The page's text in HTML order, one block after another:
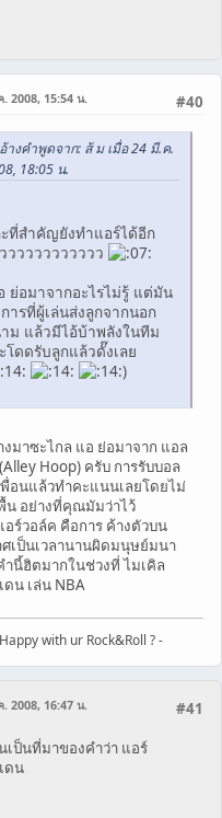
#40
. 2008, 15:54 น.
อ้างคำพูดจาก: ส้ ม เมื่อ 24 มี.ค.
18:05 น.
ที่สำคัญยังทำแอร์ได้อีก
ววววววววววว
ย่อมาจากอะไรไม่รู้ แต่มัน
ารที่ผู้เล่นส่งลูกจากนอก
ม แล้วมีไอ้บ้าพลังในทีม
โดดรับลูกแล้วดั๊งเลย
)
มาซะไกล แอ ย่อมาจาก แอล
Hoop) ครับ การรับบอล
พื่อนแล้วทำคะแนนเลยโดยไม่
น อย่างที่คุณมัมว่าไว้
อร์วอล์ค คือการ ค้างตัวบน
ศเป็นเวลานานผิดมนุษย์มนา
ำนี้ฮิตมากในช่วงที่ ไมเคิล
ดน เล่น NBA
with ur Rock&Roll ? -
#41
. 2008, 16:47 น.
เป็นที่มาของคำว่า แอร์
ดน